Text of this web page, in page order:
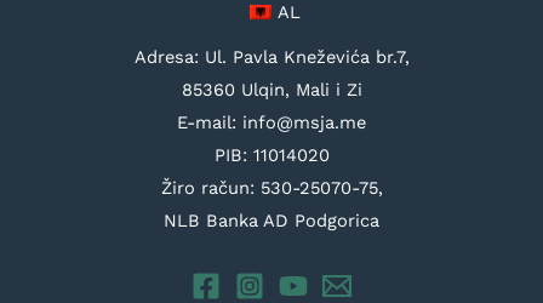
AL
Adresa: Ul. Pavla Kneževića br.7,
85360 Ulqin, Mali i Zi
E-mail: info@msja.me
PIB: 11014020
Žiro račun: 530-25070-75,
NLB Banka AD Podgorica